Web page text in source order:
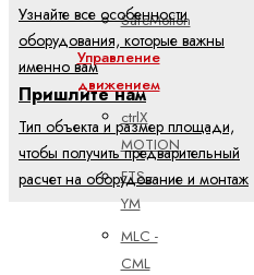
SafeMotion
Управление
движением
ctrlX
MOTION
FTS -
YM
MLC -
CML
Узнайте все особенности
оборудования, которые важны
именно вам
Пришлите нам
Тип объекта и размер площади,
чтобы получить предварительный
расчет на оборудование и монтаж